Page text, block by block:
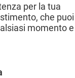
per la tua
che puoi
momento e